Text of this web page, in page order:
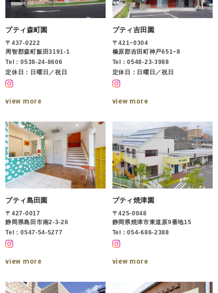
プティ森町園
〒437-0222
周智郡森町飯田3191-1
Tel：0538-24-8606
定休日：日曜日／祝日
view more
プティ吉田園
〒421−0304
榛原郡吉田町神戸651−8
Tel：0548-23-3988
定休日：日曜日／祝日
view more
プティ島田園
〒427-0017
静岡県島田市南2-3-26
Tel：0547-54-5277
view more
プティ焼津園
〒425-0048
静岡県焼津市東道原9番地15
Tel：054-686-2388
view more